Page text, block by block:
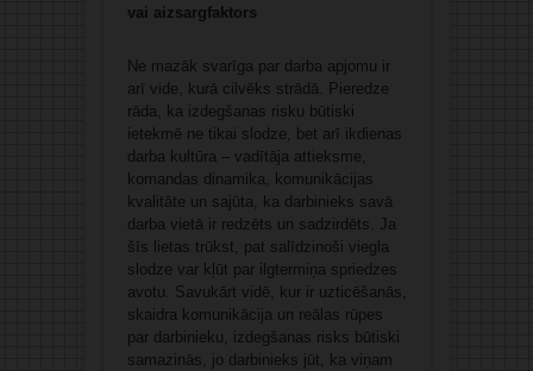
vai aizsargfaktors
Ne mazāk svarīga par darba apjomu ir
arī vide, kurā cilvēks strādā. Pieredze
rāda, ka izdegšanas risku būtiski
ietekmē ne tikai slodze, bet arī ikdienas
darba kultūra – vadītāja attieksme,
komandas dinamika, komunikācijas
kvalitāte un sajūta, ka darbinieks savā
darba vietā ir redzēts un sadzirdēts. Ja
šīs lietas trūkst, pat salīdzinoši viegla
slodze var kļūt par ilgtermiņa spriedzes
avotu. Savukārt vidē, kur ir uzticēšanās,
skaidra komunikācija un reālas rūpes
par darbinieku, izdegšanas risks būtiski
samazinās, jo darbinieks jūt, ka viņam